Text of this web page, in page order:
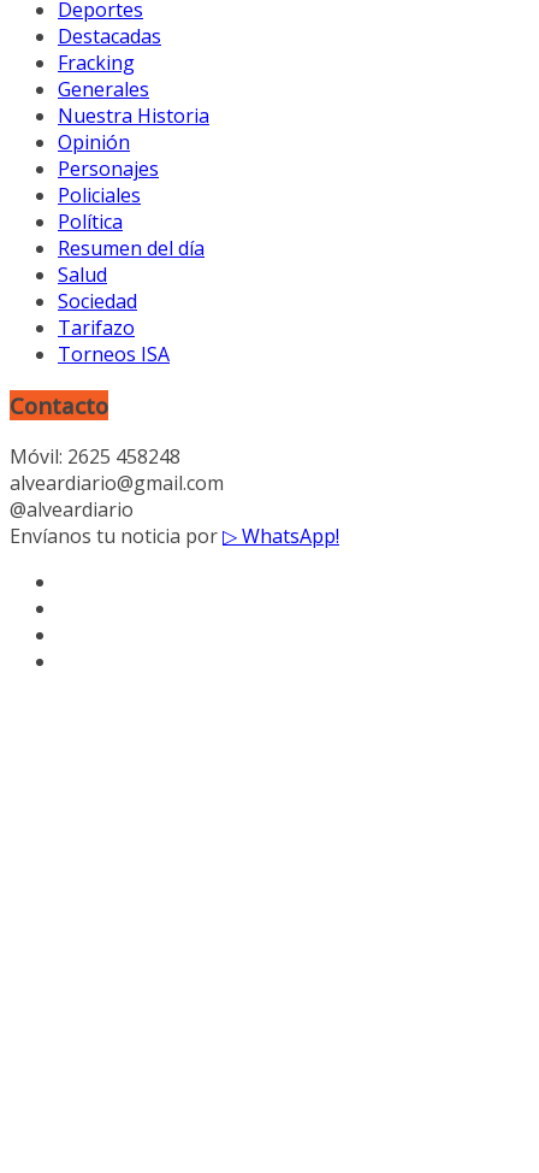
Deportes
Destacadas
Fracking
Generales
Nuestra Historia
Opinión
Personajes
Policiales
Política
Resumen del día
Salud
Sociedad
Tarifazo
Torneos ISA
Contacto
Móvil: 2625 458248
alveardiario@gmail.com
@alveardiario
Envíanos tu noticia por▷ WhatsApp!